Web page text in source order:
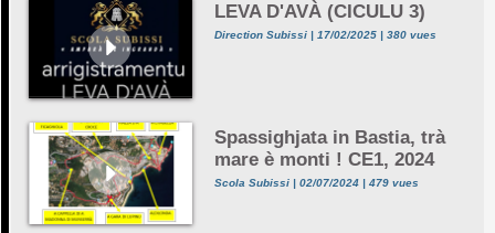
LEVA D'AVÀ (CICULU 3)
Direction Subissi | 17/02/2025 | 380 vues
Spassighjata in Bastia, trà
mare è monti ! CE1, 2024
Scola Subissi | 02/07/2024 | 479 vues